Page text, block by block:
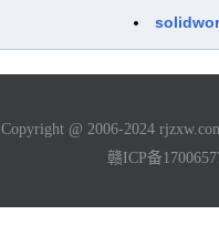
Copyright @ 2006-2024
赣ICP备